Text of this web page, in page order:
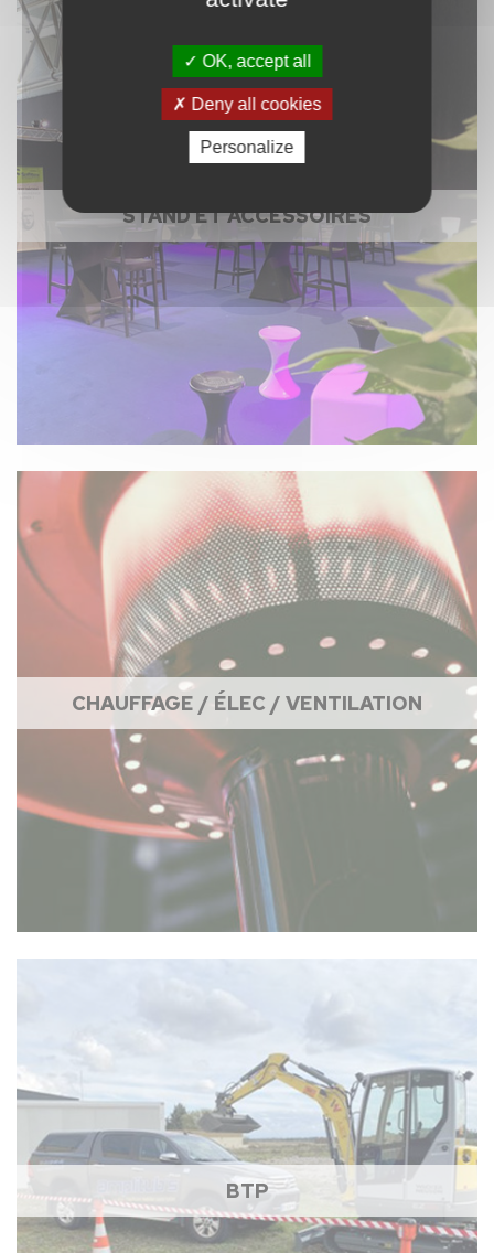
STAND ET ACCESSOIRES
CHAUFFAGE / ÉLEC / VENTILATION
BTP
OK, accept all
Deny all cookies
Personalize